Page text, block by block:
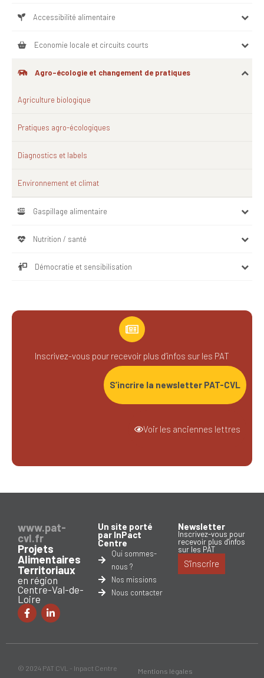
Accessibilité alimentaire
Economie locale et circuits courts
Agro-écologie et changement de pratiques
Agriculture biologique
Pratiques agro-écologiques
Diagnostics et labels
Environnement et climat
Gaspillage alimentaire
Nutrition / santé
Démocratie et sensibilisation
Inscrivez-vous pour recevoir plus d’infos sur les PAT
S’incrire la newsletter PAT-CVL
Voir les anciennes lettres
www.pat-
cvl.fr
Projets
Alimentaires
Territoriaux
en région
Centre-Val-de-
Loire
Un site porté
par InPact
Centre
Qui sommes-
nous ?
Nos missions
Nous contacter
Newsletter
Inscrivez-vous pour
recevoir plus d'infos
sur les PAT
S'inscrire
© 2024 PAT CVL - Inpact Centre Mentions légales